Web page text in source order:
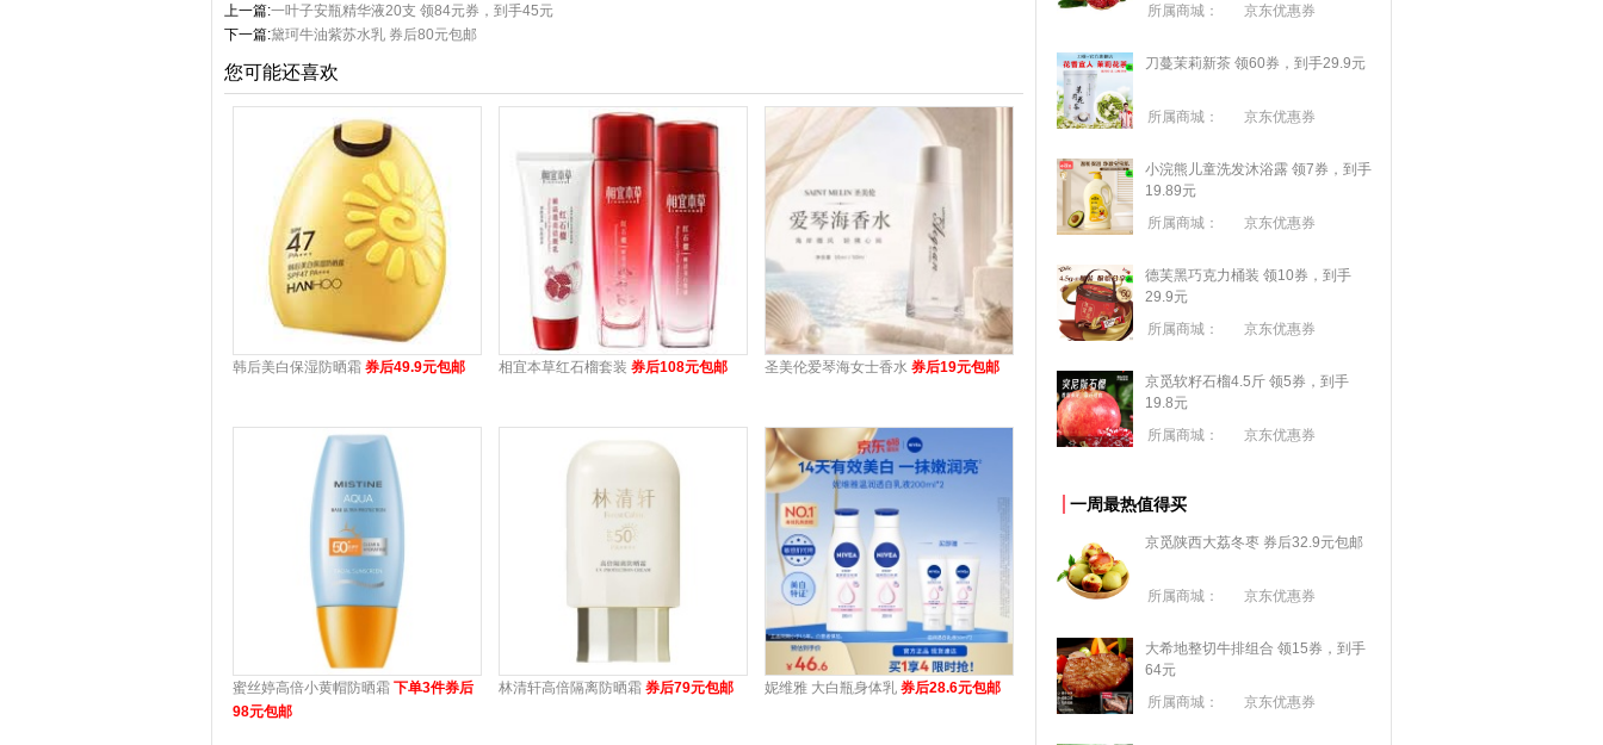
上一篇:一叶子安瓶精华液20支 领84元券，到手45元
下一篇:黛珂牛油紫苏水乳 券后80元包邮
您可能还喜欢
韩后美白保湿防晒霜 券后49.9元包邮 相宜本草红石榴套装 券后108元包邮 圣美伦爱琴海女士香水 券后19元包邮
蜜丝婷高倍小黄帽防晒霜 下单3件券后
98元包邮
林清轩高倍隔离防晒霜 券后79元包邮 妮维雅 大白瓶身体乳 券后28.6元包邮
所属商城：
京东优惠券
刀蔓茉莉新茶 领60券，到手29.9元
所属商城： 京东优惠券
小浣熊儿童洗发沐浴露 领7券，到手
19.89元
所属商城：
京东优惠券
德芙黑巧克力桶装 领10券，到手
29.9元
所属商城：
京东优惠券
京觅软籽石榴4.5斤 领5券，到手
19.8元
所属商城：
京东优惠券
一周最热值得买
京觅陕西大荔冬枣 券后32.9元包邮
所属商城： 京东优惠券
大希地整切牛排组合 领15券，到手
64元
所属商城：
京东优惠券